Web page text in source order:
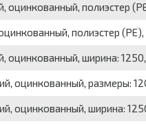
полиэстер
полиэстер
ширина: 1250,
оцинкованный, размеры:
ширина: